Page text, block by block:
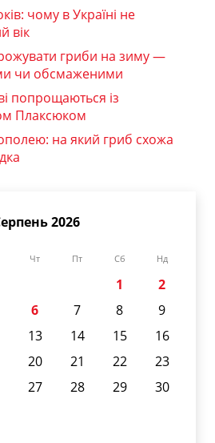
чому в Україні не
вік
гриби на зиму —
чи обсмаженими
попрощаються із
Плаксюком
на який гриб схожа
2026
Чт Пт Сб Нд
1
2
6 7 8
9
13 14 15
16
20 21 22
23
27 28 29
30